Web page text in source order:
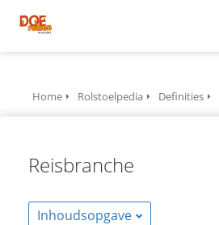
Home Rolstoelpedia Definities
Reisbranche
Inhoudsopgave